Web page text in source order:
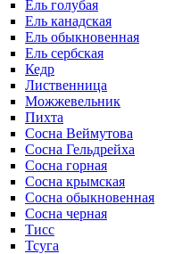
Ель голубая
Ель канадская
Ель обыкновенная
Ель сербская
Кедр
Лиственница
Можжевельник
Пихта
Сосна Веймутова
Сосна Гельдрейха
Сосна горная
Сосна крымская
Сосна обыкновенная
Сосна черная
Тисс
Тсуга